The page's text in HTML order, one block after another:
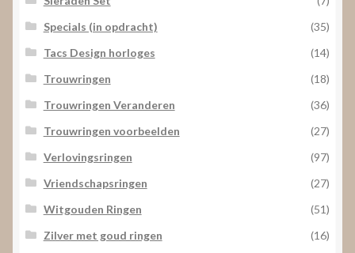
Specials (in opdracht)
(35)
Tacs Design horloges
(14)
Trouwringen
(18)
Trouwringen Veranderen
(36)
Trouwringen voorbeelden
(27)
Verlovingsringen
(97)
Vriendschapsringen
(27)
Witgouden Ringen
(51)
Zilver met goud ringen
(16)